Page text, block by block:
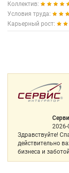
Коллектив:
Условия труда:
Карьерный рост:
2026-
Здравствуйте!
действительно
бизнеса и